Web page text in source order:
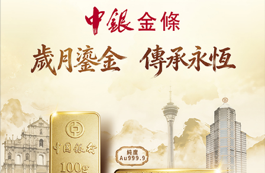
岑浩輝邀閩企到澳琴投資興業
攜手推動閩澳互利共贏發展